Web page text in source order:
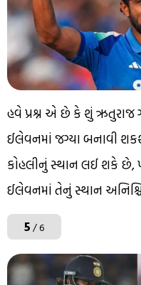
હવે પ્રશ્ન એ છે કે શું ઋતુરાજ
ઈલેવનમાં જગ્યા બનાવી
કોહલીનું સ્થાન લઈ શકે છે,
ઈલેવનમાં તેનું સ્થાન
5/ 6